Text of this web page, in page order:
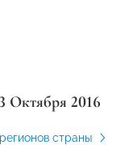
Октября 2016
страны